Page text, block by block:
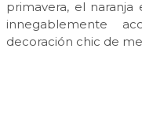
primavera, el
innegablemente
decoración chic de